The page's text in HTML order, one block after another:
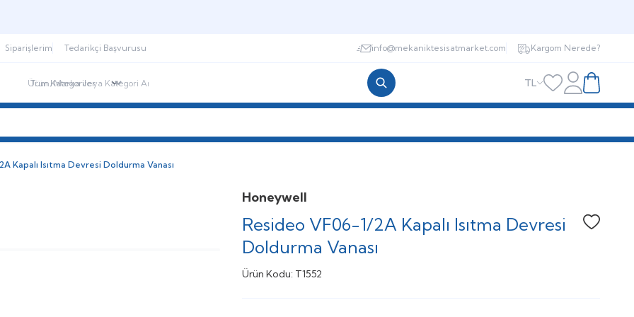
Siparişlerim Tedarikçi Başvurusu info@mekaniktesisatmarket.com Kargom Nerede?
TL Favorilerim
HesabımSepetim
Kapalı Isıtma Devresi Doldurma Vanası
Honeywell
Resideo VF06-1/2A Kapalı Isıtma Devresi
Doldurma Vanası
Favoriye
Ürün Kodu: T1552